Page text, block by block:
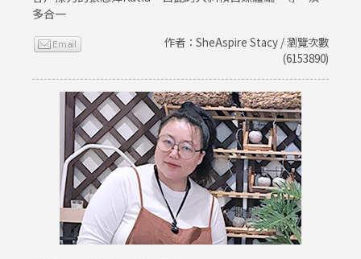
多合一
作者：SheAspire Stacy / 瀏覽次數
(6153890)